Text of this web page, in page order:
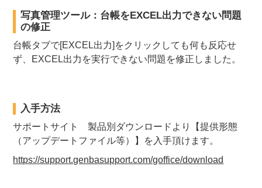
写真管理ツール：台帳をEXCEL出力できない問題
の修正
台帳タブで[EXCEL出力]をクリックしても何も反応せ
ず、EXCEL出力を実行できない問題を修正しました。
入手方法
サポートサイト 製品別ダウンロードより【提供形態
（アップデートファイル等）】を入手頂けます。
https://support.genbasupport.com/goffice/download